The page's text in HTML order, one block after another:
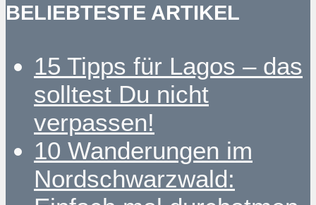
BELIEBTESTE ARTIKEL
15 Tipps für Lagos – das
solltest Du nicht
verpassen!
10 Wanderungen im
Nordschwarzwald: